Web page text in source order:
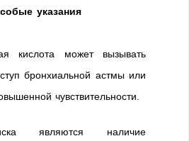
указания
кислота может вызывать
бронхиальной астмы или
чувствительности.
являются наличие